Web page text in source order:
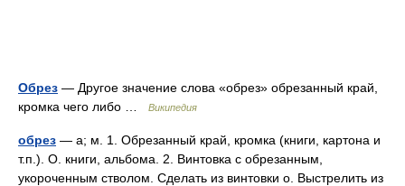
Обрез — Другое значение слова «обрез» обрезанный край,
кромка чего либо …
Википедия
обрез — а; м. 1. Обрезанный край, кромка (книги, картона и
т.п.). О. книги, альбома. 2. Винтовка с обрезанным,
укороченным стволом. Сделать из винтовки о. Выстрелить из